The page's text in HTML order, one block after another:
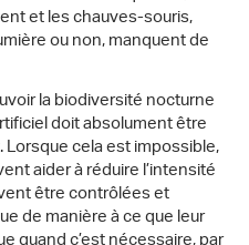
et les chauves-souris,
ou non, manquent de
la biodiversité nocturne
doit absolument être
cela est impossible,
aider à réduire l’intensité
être contrôlées et
de manière à ce que leur